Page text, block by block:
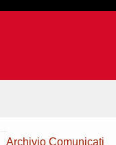
Archivio Comunicati